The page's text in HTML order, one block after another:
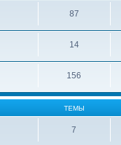
87
14
156
ТЕМЫ
7